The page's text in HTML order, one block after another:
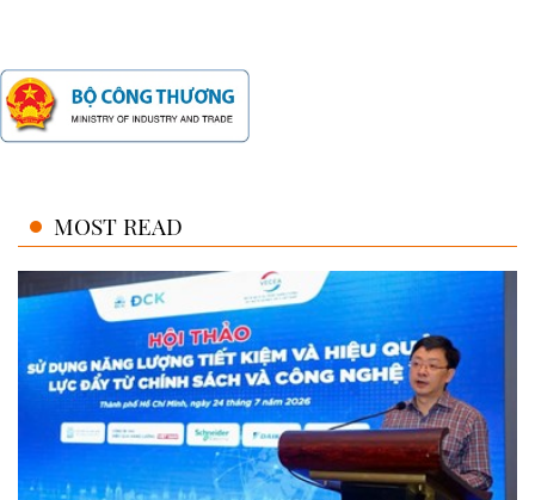
MOST READ